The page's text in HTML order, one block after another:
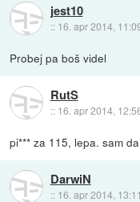
jest10
:: 16. apr 2014,
Probej pa boš videl
RutS
:: 16. apr 2014,
pi*** za 115, lepa. sam
DarwiN
:: 16. apr 2014, 13:11